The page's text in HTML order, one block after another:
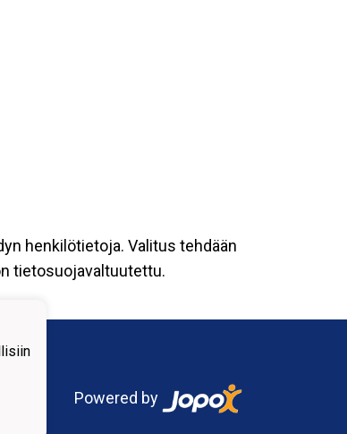
henkilötietoja. Valitus tehdään
tietosuojavaltuutettu.
Powered by